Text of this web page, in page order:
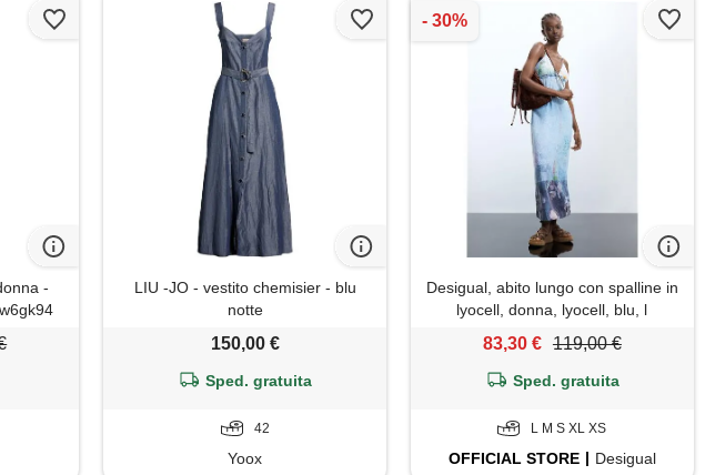
-
LIU -JO - vestito chemisier - blu
notte
150,00 €
Sped. gratuita
42
Yoox
Desigual, abito lungo con spalline in
lyocell, donna, lyocell, blu, l
83,30 € 119,00 €
Sped. gratuita
L M S XL XS
OFFICIALSTORE Desigual